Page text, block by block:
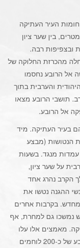
חומות העיר העתיקה
בירושלים. גודלה של השכונה היה כ-250 X300 מטרים, בין שער ציון
ובצפיפות רבה.
מהכרזת החלוקה של
אל הרובע נחסמו
והערבית בתוך
תושבי הרובע מצאו
אל הרובע.
בעיר העתיקה. מיד
הנטושות (מבצע
עמדות מנגד. בשעות
ערבית על שער ציון,
הקרב נהרג אחד
ההגנה נטשו את
בקרבות אחרים
נמשכו גם למחרת, אף
מאמצים אלו עלו
בתוהו, וב-16 במאי נערכה התקפה עזה על הרובע של כ-200 לוחמים